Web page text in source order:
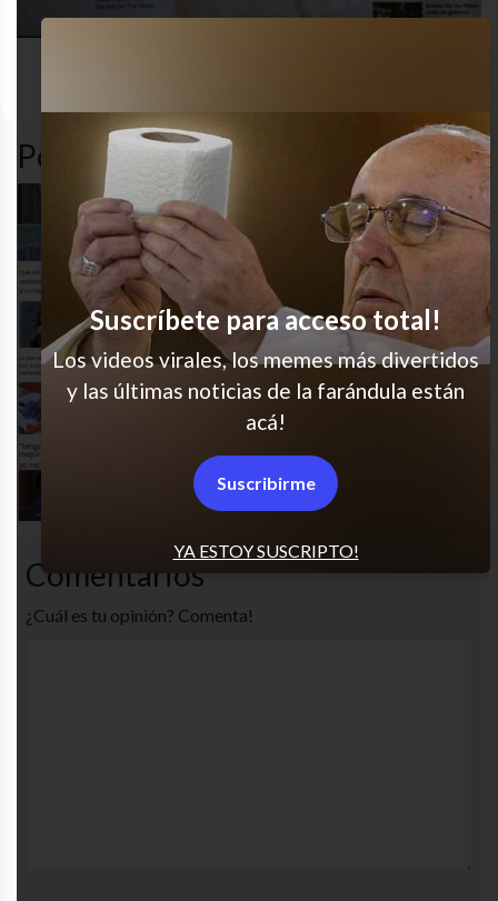
Popular en LVI
Buen intento
Re soy
Yo cada día
Un scooter!
Comentarios
¿Cuál es tu opinión? Comenta!
YA ESTOY SUSCRIPTO!
Suscríbete para acceso total!
Los videos virales, los memes más divertidos
y las últimas noticias de la farándula están
acá!
Suscribirme